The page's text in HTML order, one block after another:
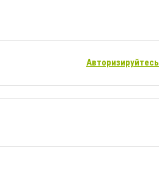
Авторизируйтесь